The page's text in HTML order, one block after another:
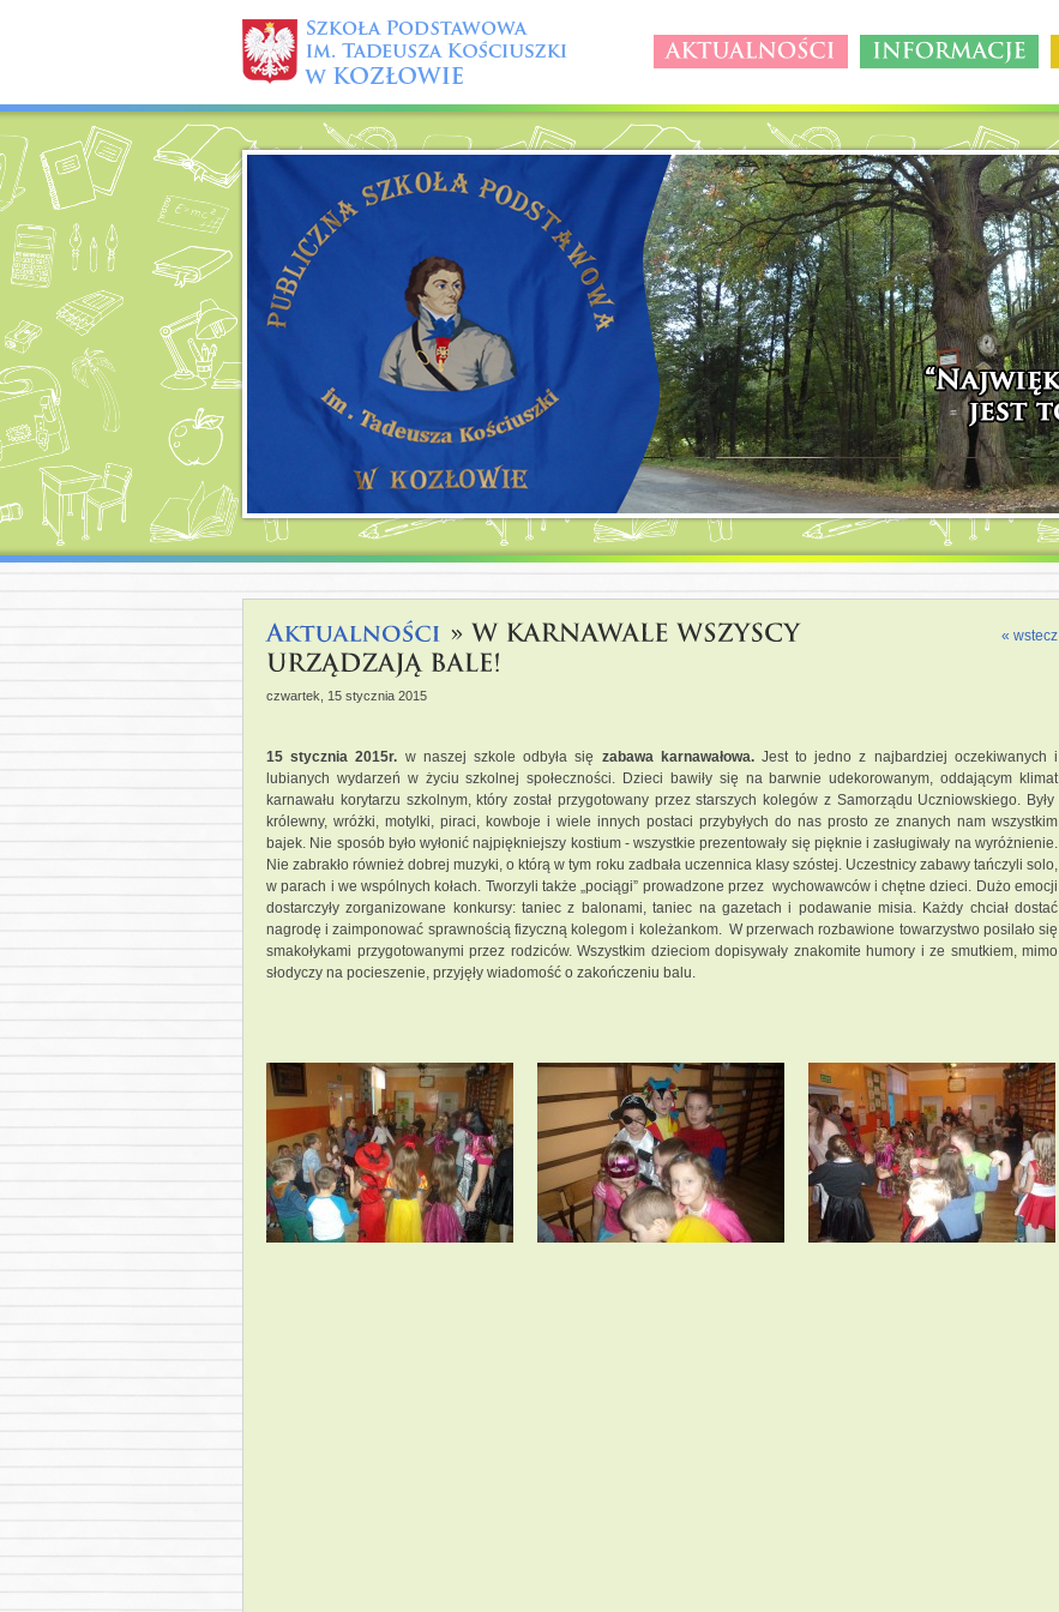
« wstecz
czwartek, 15 stycznia 2015
15 stycznia 2015r. w naszej szkole odbyła się zabawa karnawałowa. Jest to jedno z najbardziej oczekiwanych i
lubianych wydarzeń w życiu szkolnej społeczności. Dzieci bawiły się na barwnie udekorowanym, oddającym klimat
karnawału korytarzu szkolnym, który został przygotowany przez starszych kolegów z Samorządu Uczniowskiego. Były
królewny, wróżki, motylki, piraci, kowboje i wiele innych postaci przybyłych do nas prosto ze znanych nam wszystkim
bajek. Nie sposób było wyłonić najpiękniejszy kostium - wszystkie prezentowały się pięknie i zasługiwały na wyróżnienie.
Nie zabrakło również dobrej muzyki, o którą w tym roku zadbała uczennica klasy szóstej. Uczestnicy zabawy tańczyli solo,
w parach i we wspólnych kołach. Tworzyli także „pociągi” prowadzone przez wychowawców i chętne dzieci. Dużo emocji
dostarczyły zorganizowane konkursy: taniec z balonami, taniec na gazetach i podawanie misia. Każdy chciał dostać
nagrodę i zaimponować sprawnością fizyczną kolegom i koleżankom. W przerwach rozbawione towarzystwo posilało się
smakołykami przygotowanymi przez rodziców. Wszystkim dzieciom dopisywały znakomite humory i ze smutkiem, mimo
słodyczy na pocieszenie, przyjęły wiadomość o zakończeniu balu.